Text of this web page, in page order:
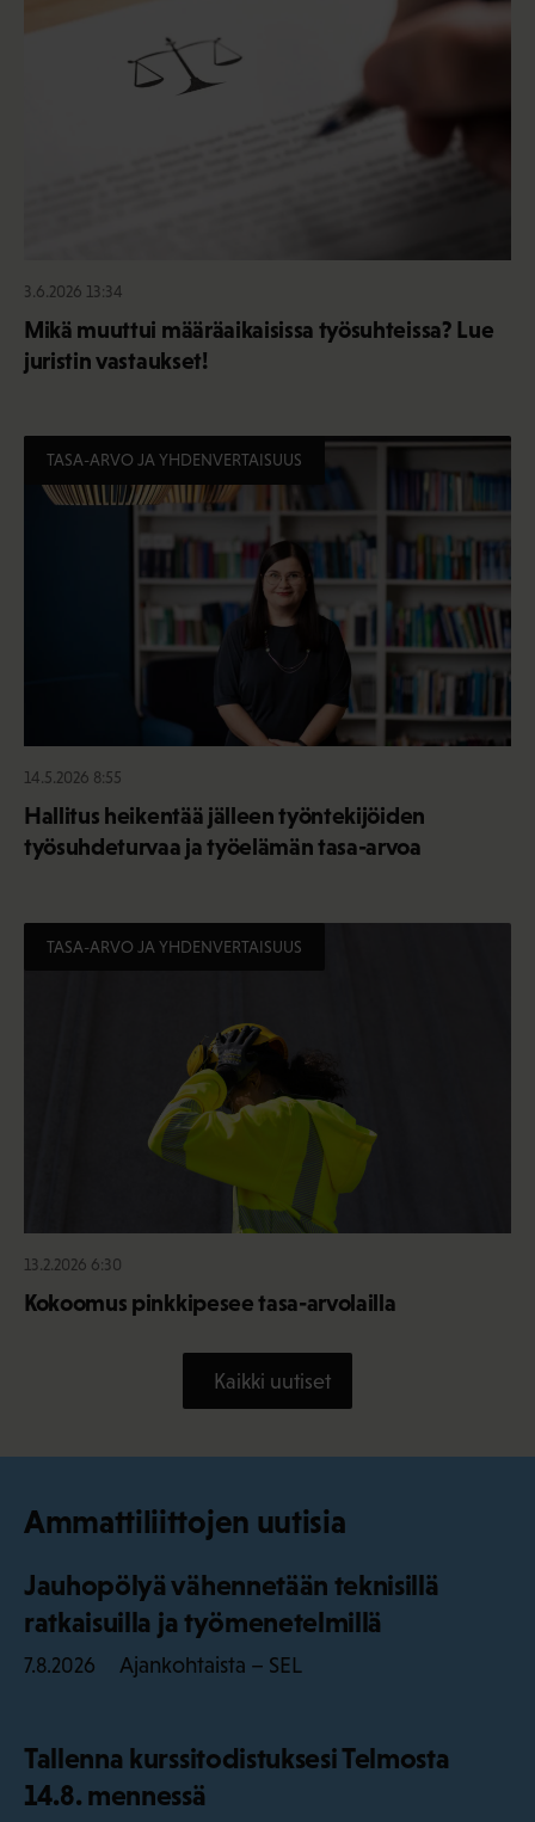
3.6.2026 13:34
Mikä muuttui määräaikaisissa työsuhteissa? Lue
juristin vastaukset!
TASA-ARVO JA YHDENVERTAISUUS
14.5.2026 8:55
Hallitus heikentää jälleen työntekijöiden
työsuhdeturvaa ja työelämän tasa-arvoa
TASA-ARVO JA YHDENVERTAISUUS
13.2.2026 6:30
Kokoomus pinkkipesee tasa-arvolailla
Kaikki uutiset
Ammattiliittojen uutisia
Jauhopölyä vähennetään teknisillä
ratkaisuilla ja työmenetelmillä
7.8.2026 Ajankohtaista – SEL
Tallenna kurssitodistuksesi Telmosta
14.8. mennessä